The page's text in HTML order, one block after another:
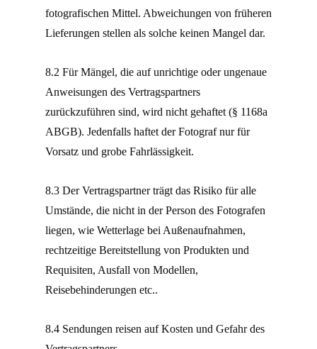
fotografischen Mittel. Abweichungen von früheren
Lieferungen stellen als solche keinen Mangel dar.
8.2 Für Mängel, die auf unrichtige oder ungenaue
Anweisungen des Vertragspartners
zurückzuführen sind, wird nicht gehaftet (§ 1168a
ABGB). Jedenfalls haftet der Fotograf nur für
Vorsatz und grobe Fahrlässigkeit.
8.3 Der Vertragspartner trägt das Risiko für alle
Umstände, die nicht in der Person des Fotografen
liegen, wie Wetterlage bei Außenaufnahmen,
rechtzeitige Bereitstellung von Produkten und
Requisiten, Ausfall von Modellen,
Reisebehinderungen etc..
8.4 Sendungen reisen auf Kosten und Gefahr des